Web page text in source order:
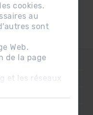
cookies.
au
sont
Web.
de la page
et les réseaux
vous